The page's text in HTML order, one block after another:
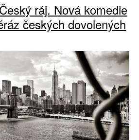
ráj. Nová komedie
českých dovolených